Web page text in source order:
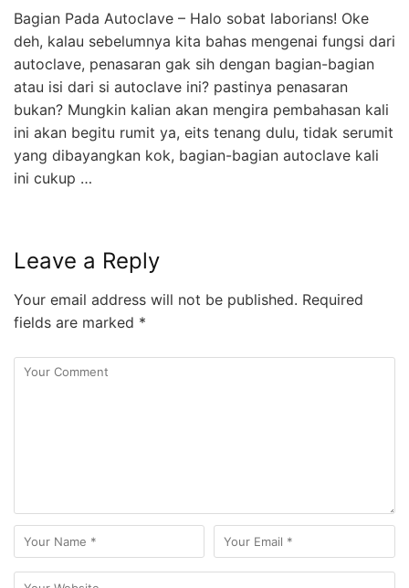
Bagian Pada Autoclave – Halo sobat laborians! Oke
deh, kalau sebelumnya kita bahas mengenai fungsi dari
autoclave, penasaran gak sih dengan bagian-bagian
atau isi dari si autoclave ini? pastinya penasaran
bukan? Mungkin kalian akan mengira pembahasan kali
ini akan begitu rumit ya, eits tenang dulu, tidak serumit
yang dibayangkan kok, bagian-bagian autoclave kali
ini cukup …
Leave a Reply
Your email address will not be published. Required
fields are marked *